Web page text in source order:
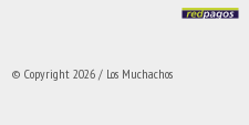
© Copyright 2026 / Los Muchachos